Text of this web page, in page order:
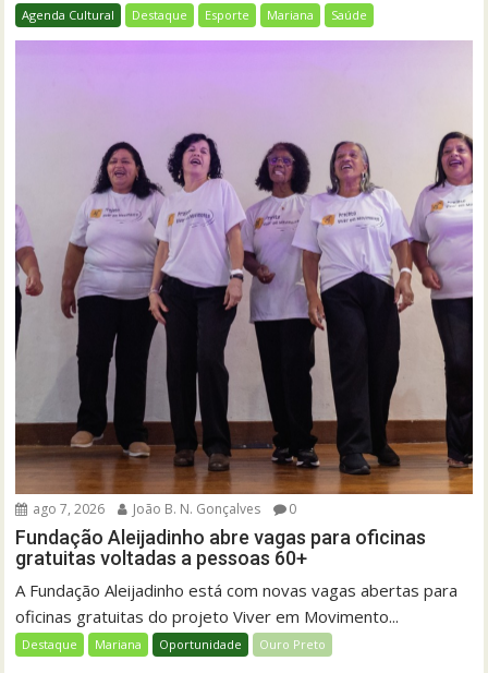
Agenda Cultural Destaque Esporte Mariana Saúde
ago 7, 2026 João B. N. Gonçalves 0
Fundação Aleijadinho abre vagas para oficinas
gratuitas voltadas a pessoas 60+
A Fundação Aleijadinho está com novas vagas abertas para
oficinas gratuitas do projeto Viver em Movimento...
Destaque Mariana Oportunidade Ouro Preto